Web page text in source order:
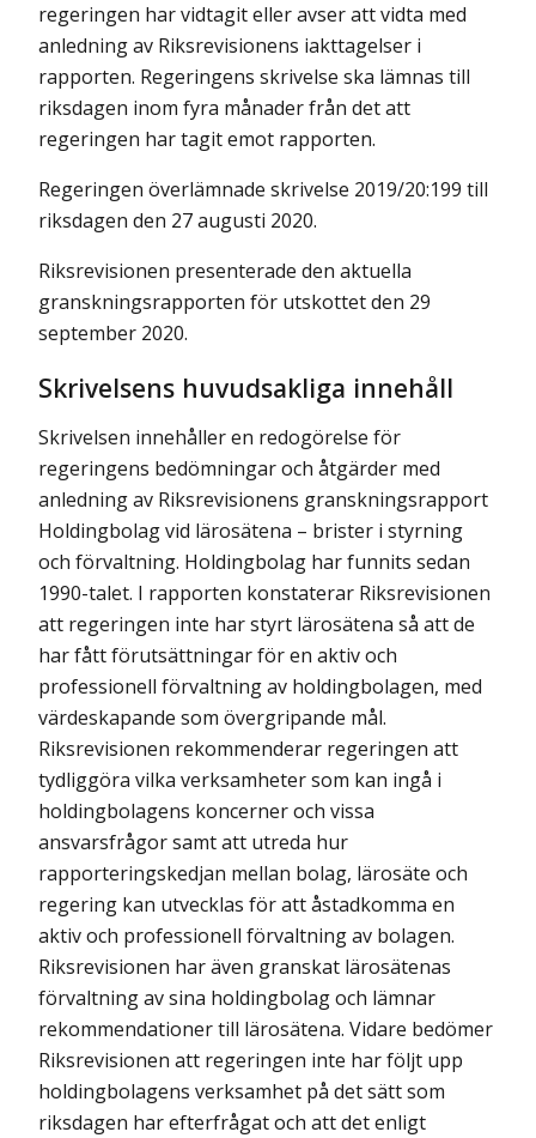
regeringen har vidtagit eller avser att vidta med
anledning av Riksrevisionens iakttagelser i
rapporten. Regeringens skrivelse ska lämnas till
riksdagen inom fyra månader från det att
regeringen har tagit emot rapporten.
Regeringen överlämnade skrivelse 2019/20:199 till
riksdagen den 27 augusti 2020.
Riksrevisionen presenterade den aktuella
granskningsrapporten för utskottet den 29
september 2020.
Skrivelsens huvudsakliga innehåll
Skrivelsen innehåller en redogörelse för
regeringens bedömningar och åtgärder med
anledning av Riksrevisionens granskningsrapport
Holdingbolag vid lärosätena – brister i styrning
och förvaltning. Holdingbolag har funnits sedan
1990-talet. I rapporten konstaterar Riksrevisionen
att regeringen inte har styrt lärosätena så att de
har fått förutsättningar för en aktiv och
professionell förvaltning av holdingbolagen, med
värdeskapande som övergripande mål.
Riksrevisionen rekommenderar regeringen att
tydliggöra vilka verksamheter som kan ingå i
holdingbolagens koncerner och vissa
ansvarsfrågor samt att utreda hur
rapporteringskedjan mellan bolag, lärosäte och
regering kan utvecklas för att åstadkomma en
aktiv och professionell förvaltning av bolagen.
Riksrevisionen har även granskat lärosätenas
förvaltning av sina holdingbolag och lämnar
rekommendationer till lärosätena. Vidare bedömer
Riksrevisionen att regeringen inte har följt upp
holdingbolagens verksamhet på det sätt som
riksdagen har efterfrågat och att det enligt